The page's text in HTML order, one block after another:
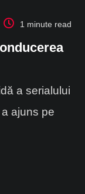
1 minute read
a serialului
ajuns pe